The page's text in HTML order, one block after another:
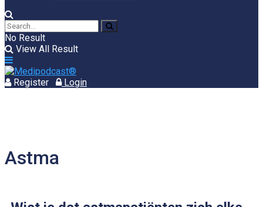
No Result
View All Result
Register Login
Astma